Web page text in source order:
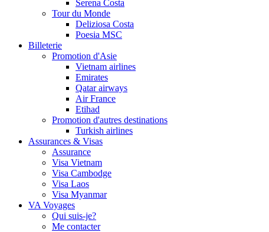
Serena Costa
Tour du Monde
Deliziosa Costa
Poesia MSC
Billeterie
Promotion d'Asie
Vietnam airlines
Emirates
Qatar airways
Air France
Etihad
Promotion d'autres destinations
Turkish airlines
Assurances & Visas
Assurance
Visa Vietnam
Visa Cambodge
Visa Laos
Visa Myanmar
VA Voyages
Qui suis-je?
Me contacter